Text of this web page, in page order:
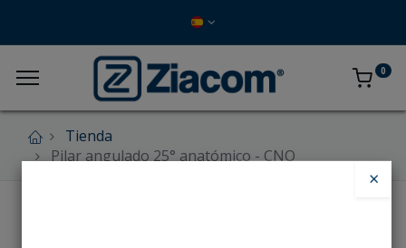
0
Tienda
Pilar angulado 25° anatómico - CNO
×